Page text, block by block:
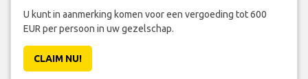
U kunt in aanmerking komen voor een vergoeding tot 600
EUR per persoon in uw gezelschap.
CLAIM NU!